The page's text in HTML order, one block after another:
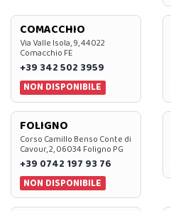
COMACCHIO
Via Valle Isola, 9, 44022
Comacchio FE
+39 342 502 3959
NON DISPONIBILE
FOLIGNO
Corso Camillo Benso Conte di
Cavour, 2, 06034 Foligno PG
+39 0742 197 93 76
NON DISPONIBILE